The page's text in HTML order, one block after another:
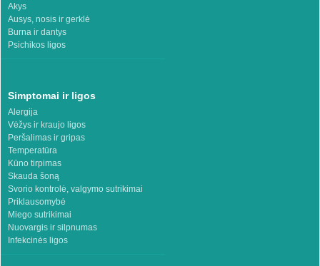
Akys
Ausys, nosis ir gerklė
Burna ir dantys
Psichikos ligos
Simptomai ir ligos
Alergija
Vėžys ir kraujo ligos
Peršalimas ir gripas
Temperatūra
Kūno tirpimas
Skauda šoną
Svorio kontrolė, valgymo sutrikimai
Priklausomybė
Miego sutrikimai
Nuovargis ir silpnumas
Infekcinės ligos